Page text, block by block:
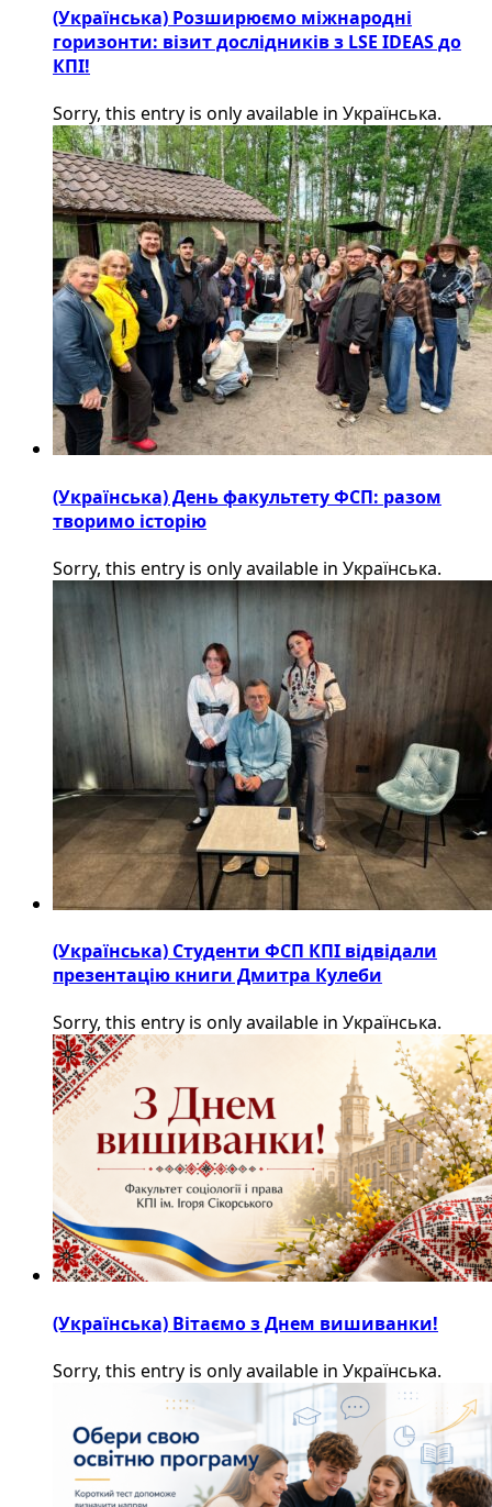
(Українська) Розширюємо міжнародні
горизонти: візит дослідників з LSE IDEAS до
КПІ!
Sorry, this entry is only available in Українська.
(Українська) День факультету ФСП: разом
творимо історію
Sorry, this entry is only available in Українська.
(Українська) Студенти ФСП КПІ відвідали
презентацію книги Дмитра Кулеби
Sorry, this entry is only available in Українська.
(Українська) Вітаємо з Днем вишиванки!
Sorry, this entry is only available in Українська.